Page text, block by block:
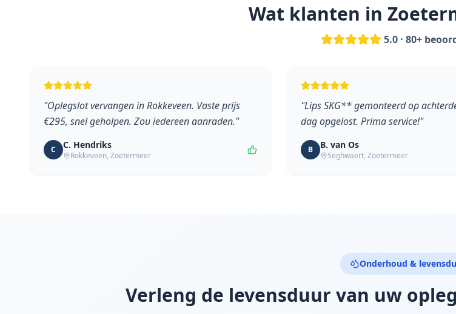
Wat klanten in
5.0 · 80+
"Oplegslot vervangen in Rokkeveen. Vaste prijs
€295, snel geholpen. Zou iedereen aanraden."
C C. Hendriks
Rokkeveen, Zoetermeer
"Lips SKG** gemonteerd op
dag opgelost. Prima service!"
B B. van Os
Seghwaert, Zoetermeer
Onderhoud &
Verleng de levensduur van uw